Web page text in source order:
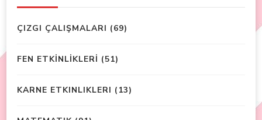
ÇIZGI ÇALIŞMALARI (69)
FEN ETKİNLİKLERİ (51)
KARNE ETKINLIKLERI (13)